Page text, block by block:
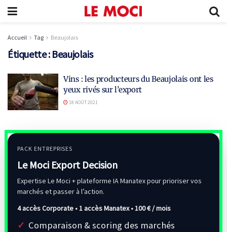
Accueil Tag Beaujolais
Étiquette : Beaujolais
Vins : les producteurs du Beaujolais ont les
yeux rivés sur l’export
18 AOÛT 2021
PACK ENTREPRISES
Le Moci Export Decision
Expertise Le Moci + plateforme IA Manatex pour prioriser vos
marchés et passer à l’action.
4 accès Corporate • 1 accès Manatex •100 € / mois
Comparaison & scoring des marchés